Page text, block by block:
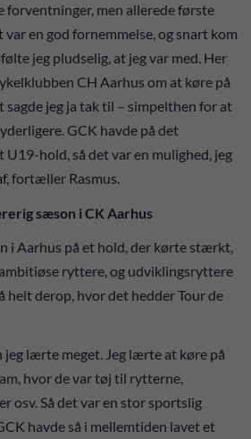
forventninger, men allerede første
var en god fornemmelse, og snart kom
jeg pludselig, at jeg var med. Her
CH Aarhus om at køre på
sagde jeg ja tak til – simpelthen for at
GCK havde på det
hold, så det var en mulighed, jeg
fortæller Rasmus.
sæson i CK Aarhus
i Aarhus på et hold, der kørte stærkt,
ryttere, og udviklingsryttere
helt derop, hvor det hedder Tour de
jeg lærte meget. Jeg lærte at køre på
hvor de var tøj til rytterne,
osv. Så det var en stor sportslig
havde så i mellemtiden lavet et